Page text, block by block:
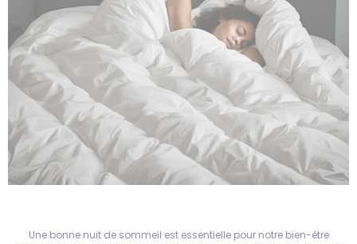
Une bonne nuit de sommeil est essentielle pour notre bien-être